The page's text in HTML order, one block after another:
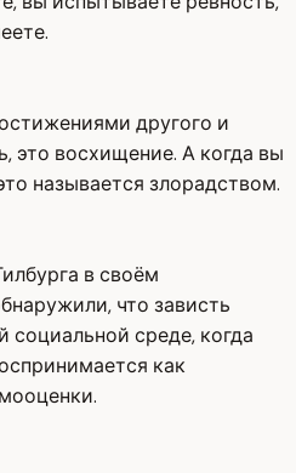
другого и
это восхищение. А когда вы
называется злорадством.
в своём
что зависть
социальной среде, когда
как